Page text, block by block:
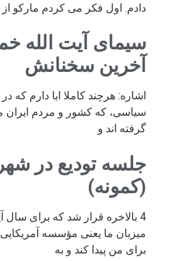
دادم. اول فکر می کردم مارکو از
سیمای آیت الله
آخرین سخنانش
اشاره: هرچند کاملا ابا دارم
سیاسی، که کشور و مردم ایران
گرفته اند و
جلسه تودیع در
(کمونه)
4 بالاخره قرار شد که برای سال
میزبان ما یعنی مؤسسه
برای من پیدا کند و به